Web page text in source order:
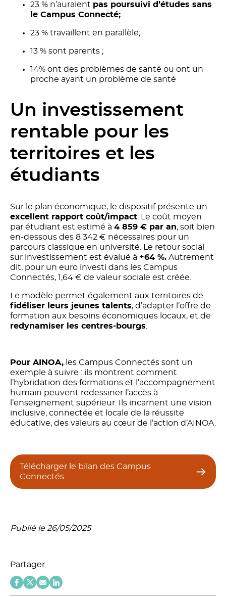
23 % n’auraient pas poursuivi d’études sans
le Campus Connecté;
23 % travaillent en parallèle;
13 % sont parents ;
14% ont des problèmes de santé ou ont un
proche ayant un problème de santé
Un investissement
rentable pour les
territoires et les
étudiants
Sur le plan économique, le dispositif présente un
excellent rapport coût/impact . Le coût moyen
par étudiant est estimé à 4 859 € par an, soit bien
en-dessous des 8 342 € nécessaires pour un
parcours classique en université. Le retour social
sur investissement est évalué à +64 %. Autrement
dit, pour un euro investi dans les Campus
Connectés, 1,64 € de valeur sociale est créée.
Le modèle permet également aux territoires de
fidéliser leurs jeunes talents, d’adapter l’offre de
formation aux besoins économiques locaux, et de
redynamiser les centres-bourgs
Pour AINOA, les Campus Connectés sont un
exemple à suivre : ils montrent comment
l’hybridation des formations et l’accompagnement
humain peuvent redessiner l’accès à
l’enseignement supérieur. Ils incarnent une vision
inclusive, connectée et locale de la réussite
éducative, des valeurs au cœur de l’action d’AINOA.
Télécharger le bilan des Campus
Connectés
Publié le 26/05/2025
Partager